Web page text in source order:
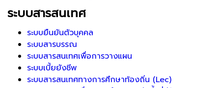
ระบบสารสนเทศ
ระบบยืนยันตัวบุคคล
ระบบสารบรรณ
ระบบสารสนเทศเพื่อการวางแผน
ระบบเบี้ยยังชีพ
ระบบสารสนเทศทางการศึกษาท้องถิ่น (Lec)